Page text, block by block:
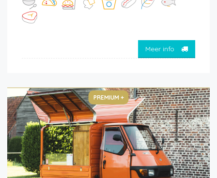
Meer info
PREMIUM +